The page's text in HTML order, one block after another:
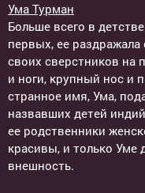
Ума Турман
Больше всего в
первых, ее
своих сверстников на
и ноги, крупный нос и
странное имя, Ума,
назвавших детей
ее родственники
красивы, и только Уме
внешность.